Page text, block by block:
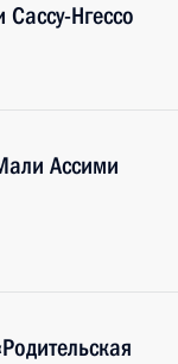
Нгессо
Ассими